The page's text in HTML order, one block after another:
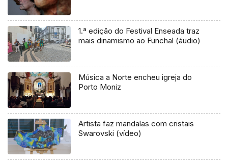
1.ª edição do Festival Enseada traz
mais dinamismo ao Funchal (áudio)
Música a Norte encheu igreja do
Porto Moniz
Artista faz mandalas com cristais
Swarovski (vídeo)